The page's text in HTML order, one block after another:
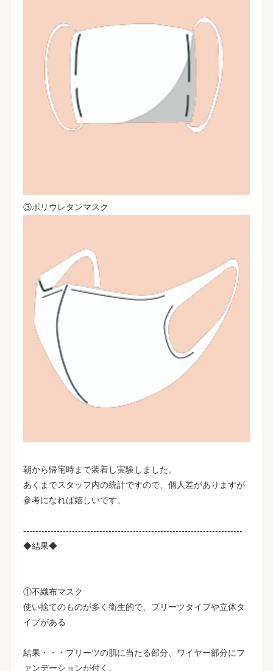
③ポリウレタンマスク
朝から帰宅時まで装着し実験しました。
あくまでスタッフ内の統計ですので、個人差がありますが
参考になれば嬉しいです。
------------------------------------------------------------------------
◆結果◆
①不織布マスク
使い捨てのものが多く衛生的で、プリーツタイプや立体タ
イプがある
結果・・・プリーツの肌に当たる部分、ワイヤー部分にフ
ァンデーションが付く。